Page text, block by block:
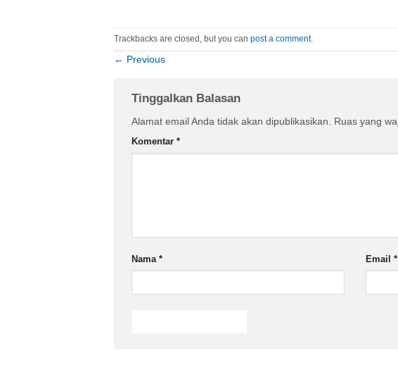
Trackbacks are closed, but you can post a comment.
← Previous
Tinggalkan Balasan
Alamat email Anda tidak akan dipublikasikan. Ruas yang
Komentar *
Nama * Email*